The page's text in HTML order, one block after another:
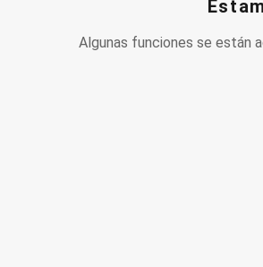
Algunas funciones se están